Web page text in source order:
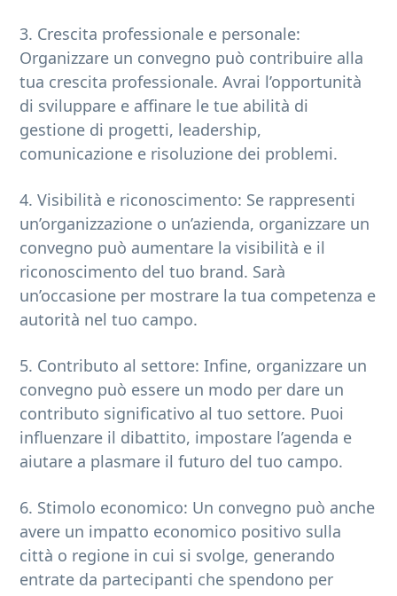
3. Crescita professionale e personale:
Organizzare un convegno può contribuire alla
tua crescita professionale. Avrai l’opportunità
di sviluppare e affinare le tue abilità di
gestione di progetti, leadership,
comunicazione e risoluzione dei problemi.
4. Visibilità e riconoscimento: Se rappresenti
un’organizzazione o un’azienda, organizzare un
convegno può aumentare la visibilità e il
riconoscimento del tuo brand. Sarà
un’occasione per mostrare la tua competenza e
autorità nel tuo campo.
5. Contributo al settore: Infine, organizzare un
convegno può essere un modo per dare un
contributo significativo al tuo settore. Puoi
influenzare il dibattito, impostare l’agenda e
aiutare a plasmare il futuro del tuo campo.
6. Stimolo economico: Un convegno può anche
avere un impatto economico positivo sulla
città o regione in cui si svolge, generando
entrate da partecipanti che spendono per